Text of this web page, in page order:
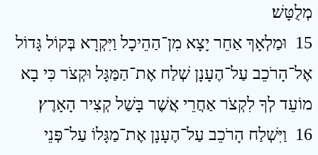
מְלֻטָּשׁ׃
15 וּמַלְאָךְ אַחֵר יָצָא מִן־הַהֵיכָל וַיִּקְרָא בְּקוֹל גָּדוֹל
אֶל־הָרֹכֵב עַל־הֶעָנָן שְׁלַח אֶת־הַמַּגָּל וּקְצֹר כִּי בָא
מוֹעֵד לְךָ לִקְצֹר אַחֲרֵי אֲשֶׁר בָּשַׁל קְצִיר הָאָרֶץ׃
16 וַיִּשְׁלַח הָרֹכֵב עַל־הֶעָנָן אֶת־מַגָּלוֹ עַל־פְּנֵי